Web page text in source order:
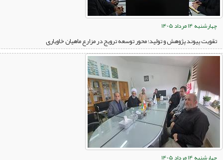
چهارشنبه 14 مرداد 1405
تقویت پیوند پژوهش و تولید؛ محور توسعه ترویج در مزارع ماهیان خاویاری
چهارشنبه 14 مرداد 1405